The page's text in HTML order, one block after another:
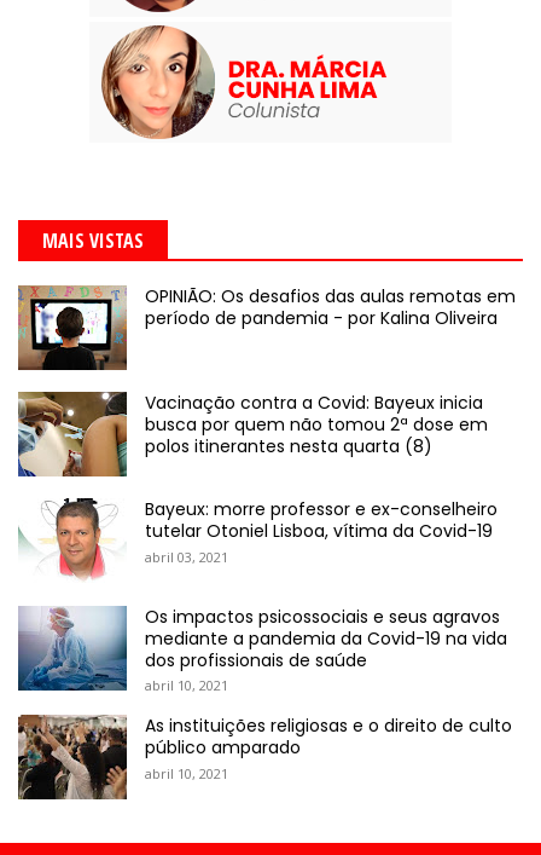
MAIS VISTAS
OPINIÃO: Os desafios das aulas remotas em
período de pandemia - por Kalina Oliveira
Vacinação contra a Covid: Bayeux inicia
busca por quem não tomou 2ª dose em
polos itinerantes nesta quarta (8)
Bayeux: morre professor e ex-conselheiro
tutelar Otoniel Lisboa, vítima da Covid-19
abril 03, 2021
Os impactos psicossociais e seus agravos
mediante a pandemia da Covid-19 na vida
dos profissionais de saúde
abril 10, 2021
As instituições religiosas e o direito de culto
público amparado
abril 10, 2021